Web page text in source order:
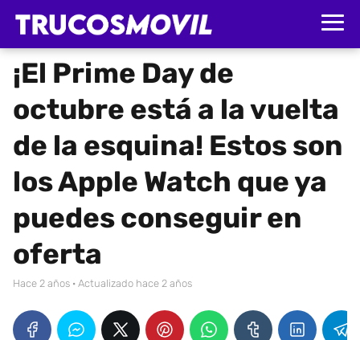
¡El Prime Day de
octubre está a la vuelta
de la esquina! Estos son
los Apple Watch que ya
puedes conseguir en
oferta
hace 2 años · Actualizado hace 2 años